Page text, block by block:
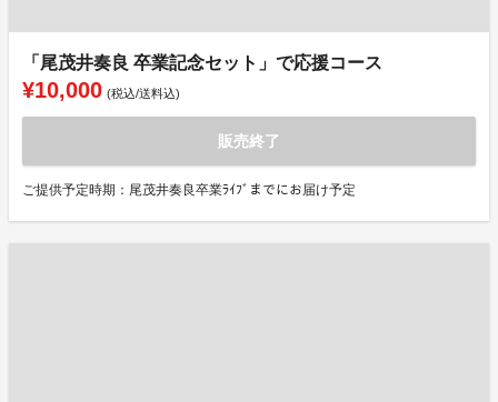
「尾茂井奏良 卒業記念セット」で応援コース
¥10,000 (税込/送料込)
販売終了
ご提供予定時期：尾茂井奏良卒業ﾗｲﾌﾞまでにお届け予定